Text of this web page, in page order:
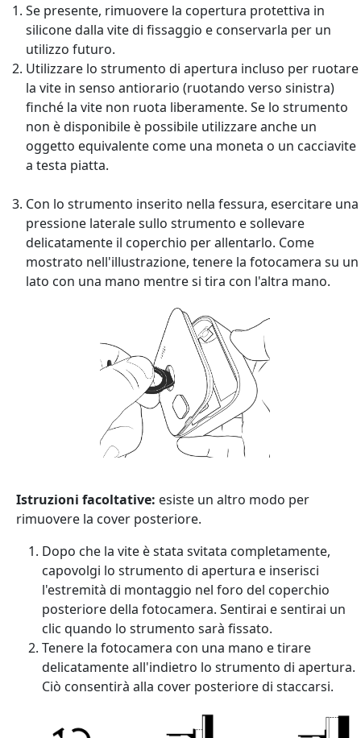
Se presente, rimuovere la copertura protettiva in
silicone dalla vite di fissaggio e conservarla per un
utilizzo futuro.
Utilizzare lo strumento di apertura incluso per ruotare
la vite in senso antiorario (ruotando verso sinistra)
finché la vite non ruota liberamente. Se lo strumento
non è disponibile è possibile utilizzare anche un
oggetto equivalente come una moneta o un cacciavite
a testa piatta.
Con lo strumento inserito nella fessura, esercitare una
pressione laterale sullo strumento e sollevare
delicatamente il coperchio per allentarlo. Come
mostrato nell'illustrazione, tenere la fotocamera su un
lato con una mano mentre si tira con l'altra mano.
Istruzioni facoltative: esiste un altro modo per
rimuovere la cover posteriore.
Dopo che la vite è stata svitata completamente,
capovolgi lo strumento di apertura e inserisci
l'estremità di montaggio nel foro del coperchio
posteriore della fotocamera. Sentirai e sentirai un
clic quando lo strumento sarà fissato.
Tenere la fotocamera con una mano e tirare
delicatamente all'indietro lo strumento di apertura.
Ciò consentirà alla cover posteriore di staccarsi.